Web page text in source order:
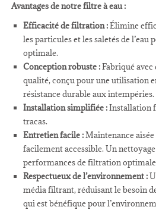
Avantages de notre filtre à eau :
Efficacité de filtration :Élimine
les particules et les saletés de l’eau
optimale.
Conception robuste :Fabriqué avec
qualité, conçu pour une utilisation
résistance durable aux intempéries.
Installation simplifiée :Installation
tracas.
Entretien facile :Maintenance
facilement accessible. Un
performances de filtration
Respectueux de l’environnement :
média filtrant, réduisant le besoin
qui est bénéfique pour